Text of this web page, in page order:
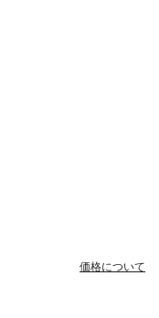
価格について